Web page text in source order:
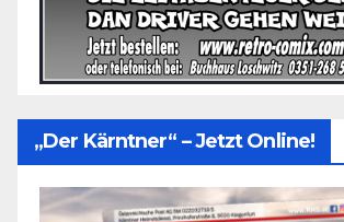
„Der Kärntner“ – Jetzt Online!